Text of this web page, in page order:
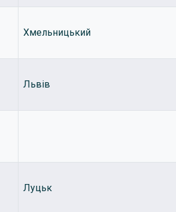
Хмельницький
Львів
Луцьк